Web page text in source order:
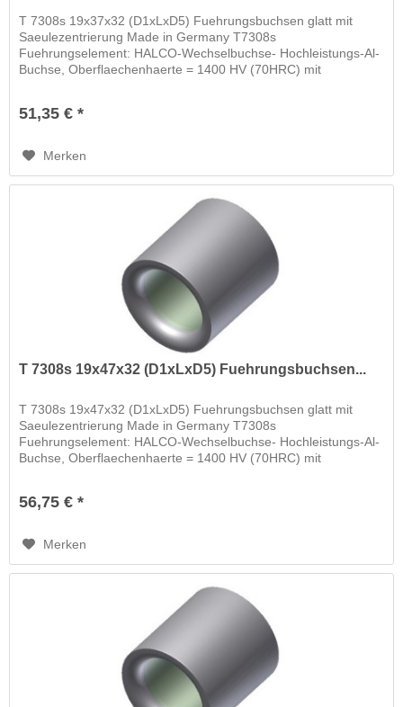
T 7308s 19x37x32 (D1xLxD5) Fuehrungsbuchsen glatt mit
Saeulezentrierung Made in Germany T7308s
Fuehrungselement: HALCO-Wechselbuchse- Hochleistungs-Al-
Buchse, Oberflaechenhaerte = 1400 HV (70HRC) mit
51,35 € *
Merken
T 7308s 19x47x32 (D1xLxD5) Fuehrungsbuchsen...
T 7308s 19x47x32 (D1xLxD5) Fuehrungsbuchsen glatt mit
Saeulezentrierung Made in Germany T7308s
Fuehrungselement: HALCO-Wechselbuchse- Hochleistungs-Al-
Buchse, Oberflaechenhaerte = 1400 HV (70HRC) mit
56,75 € *
Merken